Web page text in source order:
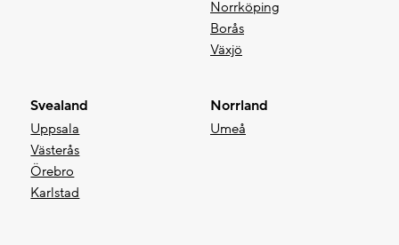
Norrköping
Borås
Växjö
Svealand
Uppsala
Västerås
Örebro
Karlstad
Norrland
Umeå